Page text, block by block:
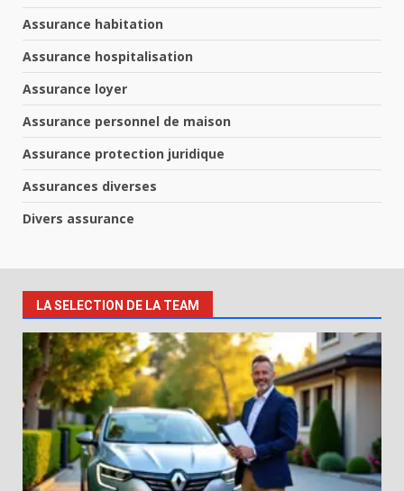
Assurance habitation
Assurance hospitalisation
Assurance loyer
Assurance personnel de maison
Assurance protection juridique
Assurances diverses
Divers assurance
LA SELECTION DE LA TEAM